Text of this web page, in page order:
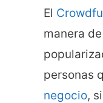
El
manera
personas
negocio,